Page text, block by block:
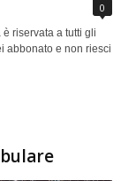
0
riservata a tutti gli
abbonato e non riesci